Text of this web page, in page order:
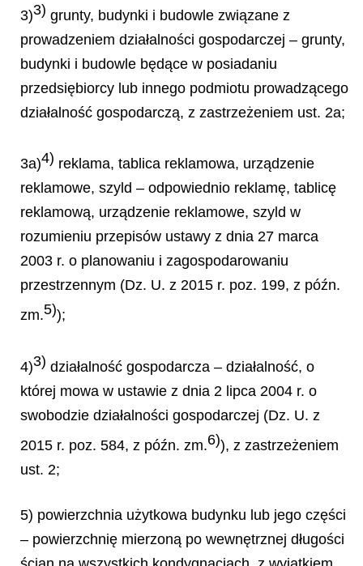
3)3) grunty, budynki i budowle związane z
prowadzeniem działalności gospodarczej – grunty,
budynki i budowle będące w posiadaniu
przedsiębiorcy lub innego podmiotu prowadzącego
działalność gospodarczą, z zastrzeżeniem ust. 2a;
3a)4) reklama, tablica reklamowa, urządzenie
reklamowe, szyld – odpowiednio reklamę, tablicę
reklamową, urządzenie reklamowe, szyld w
rozumieniu przepisów ustawy z dnia 27 marca
2003 r. o planowaniu i zagospodarowaniu
przestrzennym (Dz. U. z 2015 r. poz. 199, z późn.
zm.5));
4)3) działalność gospodarcza – działalność, o
której mowa w ustawie z dnia 2 lipca 2004 r. o
swobodzie działalności gospodarczej (Dz. U. z
2015 r. poz. 584, z późn. zm.6)), z zastrzeżeniem
ust. 2;
5) powierzchnia użytkowa budynku lub jego części
– powierzchnię mierzoną po wewnętrznej długości